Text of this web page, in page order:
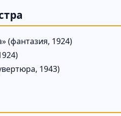
(фантазия, 1924)
1943)